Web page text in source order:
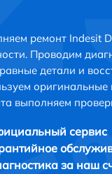
ремонт Indesit
Проводим
детали и
оригинальные
выполняем
сервис
за наш